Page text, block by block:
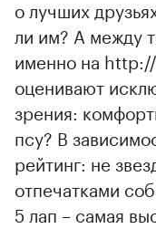
о лучших
ли им? А между
именно на
оценивают
зрения:
псу? В
рейтинг: не
отпечатками
5 лап – самая